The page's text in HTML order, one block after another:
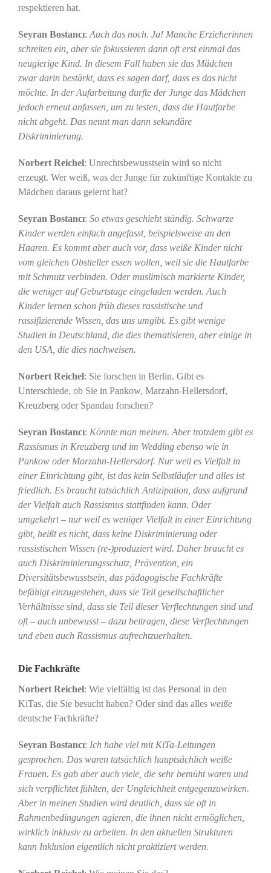
respektieren hat.
Seyran Bostancı: Auch das noch. Ja! Manche Erzieherinnen
schreiten ein, aber sie fokussieren dann oft erst einmal das
neugierige Kind. In diesem Fall haben sie das Mädchen
zwar darin bestärkt, dass es sagen darf, dass es das nicht
möchte. In der Aufarbeitung durfte der Junge das Mädchen
jedoch erneut anfassen, um zu testen, dass die Hautfarbe
nicht abgeht. Das nennt man dann sekundäre
Diskriminierung.
Norbert Reichel: Unrechtsbewusstsein wird so nicht
erzeugt. Wer weiß, was der Junge für zukünftige Kontakte zu
Mädchen daraus gelernt hat?
Seyran Bostancı: So etwas geschieht ständig. Schwarze
Kinder werden einfach angefasst, beispielsweise an den
Haaren. Es kommt aber auch vor, dass weiße Kinder nicht
vom gleichen Obstteller essen wollen, weil sie die Hautfarbe
mit Schmutz verbinden. Oder muslimisch markierte Kinder,
die weniger auf Geburtstage eingeladen werden. Auch
Kinder lernen schon früh dieses rassistische und
rassifizierende Wissen, das uns umgibt. Es gibt wenige
Studien in Deutschland, die dies thematisieren, aber einige in
den USA, die dies nachweisen.
Norbert Reichel: Sie forschen in Berlin. Gibt es
Unterschiede, ob Sie in Pankow, Marzahn-Hellersdorf,
Kreuzberg oder Spandau forschen?
Seyran Bostancı: Könnte man meinen. Aber trotzdem gibt es
Rassismus in Kreuzberg und im Wedding ebenso wie in
Pankow oder Marzahn-Hellersdorf. Nur weil es Vielfalt in
einer Einrichtung gibt, ist das kein Selbstläufer und alles ist
friedlich. Es braucht tatsächlich Antizipation, dass aufgrund
der Vielfalt auch Rassismus stattfinden kann. Oder
umgekehrt – nur weil es weniger Vielfalt in einer Einrichtung
gibt, heißt es nicht, dass keine Diskriminierung oder
rassistischen Wissen (re-)produziert wird. Daher braucht es
auch Diskriminierungsschutz, Prävention, ein
Diversitätsbewusstsein, das pädagogische Fachkräfte
befähigt einzugestehen, dass sie Teil gesellschaftlicher
Verhältnisse sind, dass sie Teil dieser Verflechtungen sind und
oft – auch unbewusst – dazu beitragen, diese Verflechtungen
und eben auch Rassismus aufrechtzuerhalten.
Die Fachkräfte
Norbert Reichel: Wie vielfältig ist das Personal in den
KiTas, die Sie besucht haben? Oder sind das alles weiße
deutsche Fachkräfte?
Seyran Bostancı: Ich habe viel mit KiTa-Leitungen
gesprochen. Das waren tatsächlich hauptsächlich weiße
Frauen. Es gab aber auch viele, die sehr bemüht waren und
sich verpflichtet fühlten, der Ungleichheit entgegenzuwirken.
Aber in meinen Studien wird deutlich, dass sie oft in
Rahmenbedingungen agieren, die ihnen nicht ermöglichen,
wirklich inklusiv zu arbeiten. In den aktuellen Strukturen
kann Inklusion eigentlich nicht praktiziert werden.